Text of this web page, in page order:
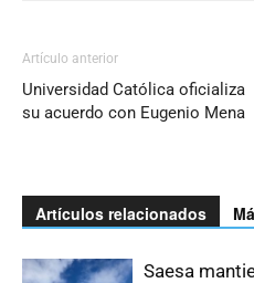
Artículo anterior
Universidad Católica oficializa
su acuerdo con Eugenio Mena
Artículos relacionados
Saesa